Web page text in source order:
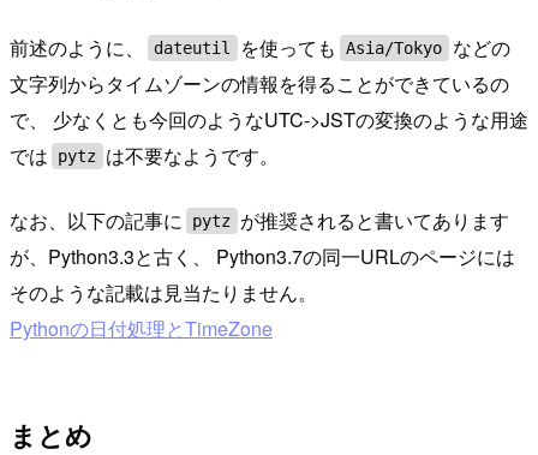
前述のように、 dateutil を使っても Asia/Tokyo
などの
文字列からタイムゾーンの情報を得ることができているの
で、 少なくとも今回のようなUTC->JSTの変換のような用途
では
pytz は不要なようです。
なお、以下の記事に pytz が推奨されると書いてあります
が、Python3.3と古く、 Python3.7の同一URLのページには
そのような記載は見当たりません。
Pythonの日付処理とTimeZone
まとめ